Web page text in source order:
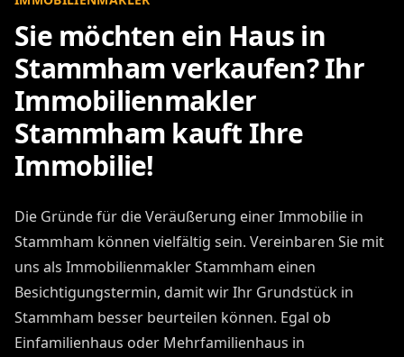
Sie möchten ein Haus in
Stammham verkaufen? Ihr
Immobilienmakler
Stammham kauft Ihre
Immobilie!
Die Gründe für die Veräußerung einer Immobilie in
Stammham können vielfältig sein. Vereinbaren Sie mit
uns als Immobilienmakler Stammham einen
Besichtigungstermin, damit wir Ihr Grundstück in
Stammham besser beurteilen können. Egal ob
Einfamilienhaus oder Mehrfamilienhaus in